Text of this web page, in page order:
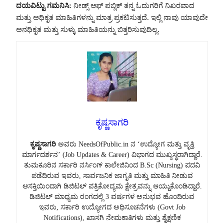
ದಯವಿಟ್ಟು ಗಮನಿಸಿ: ನೀಡ್ಸ್ ಆಫ್ ಪಬ್ಲಿಕ್ ತನ್ನ ಓದುಗರಿಗೆ ನಿಖರವಾದ
ಮತ್ತು ಅಧಿಕೃತ ಮಾಹಿತಿಗಳನ್ನು ಮಾತ್ರ ಪ್ರಕಟಿಸುತ್ತದೆ. ಇಲ್ಲಿ ನಾವು ಯಾವುದೇ
ಅನಧಿಕೃತ ಮತ್ತು ಸುಳ್ಳು ಮಾಹಿತಿಯನ್ನು ಬಿತ್ತರಿಸುವುದಿಲ್ಲ.
ಕೃಷ್ಣಸಾಗರಿ
ಕೃಷ್ಣಸಾಗರಿ ಅವರು NeedsOfPublic.in ನ ‘ಉದ್ಯೋಗ ಮತ್ತು ವೃತ್ತಿ
ಮಾರ್ಗದರ್ಶನ’ (Job Updates & Career) ವಿಭಾಗದ ಮುಖ್ಯಸ್ಥರಾಗಿದ್ದಾರೆ.
ತುಮಕೂರಿನ ಸರ್ಕಾರಿ ನರ್ಸಿಂಗ್ ಕಾಲೇಜಿನಿಂದ B.Sc (Nursing) ಪದವಿ
ಪಡೆದಿರುವ ಇವರು, ಸಾರ್ವಜನಿಕ ಜಾಗೃತಿ ಮತ್ತು ಮಾಹಿತಿ ನೀಡುವ
ಆಸಕ್ತಿಯಿಂದಾಗಿ ಡಿಜಿಟಲ್ ಪತ್ರಿಕೋದ್ಯಮ ಕ್ಷೇತ್ರವನ್ನು ಆಯ್ದುಕೊಂಡಿದ್ದಾರೆ.
ಡಿಜಿಟಲ್ ಮಾಧ್ಯಮ ರಂಗದಲ್ಲಿ 3 ವರ್ಷಗಳ ಅನುಭವ ಹೊಂದಿರುವ
ಇವರು, ಸರ್ಕಾರಿ ಉದ್ಯೋಗದ ಅಧಿಸೂಚನೆಗಳು (Govt Job
Notifications), ಖಾಸಗಿ ನೇಮಕಾತಿಗಳು ಮತ್ತು ಶೈಕ್ಷಣಿಕ